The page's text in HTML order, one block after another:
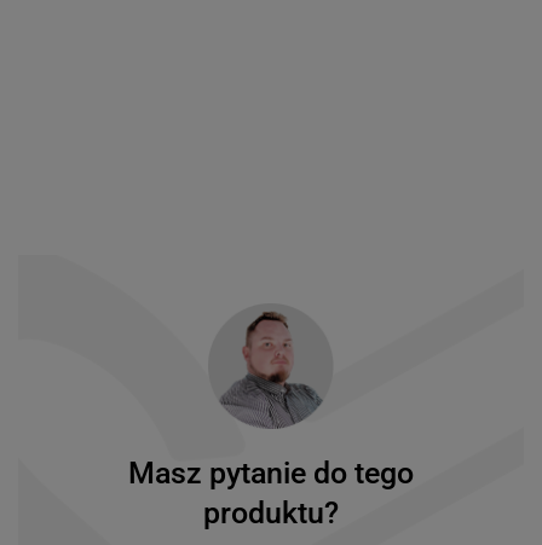
Masz pytanie do tego
produktu?